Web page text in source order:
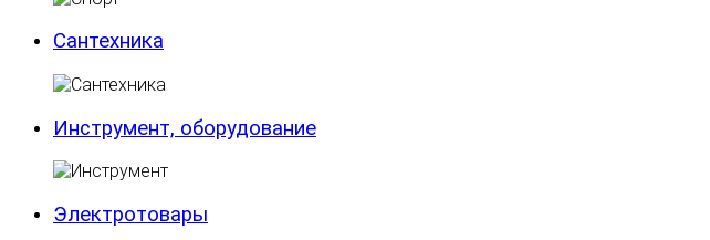
Сантехника
Инструмент, оборудование
Электротовары